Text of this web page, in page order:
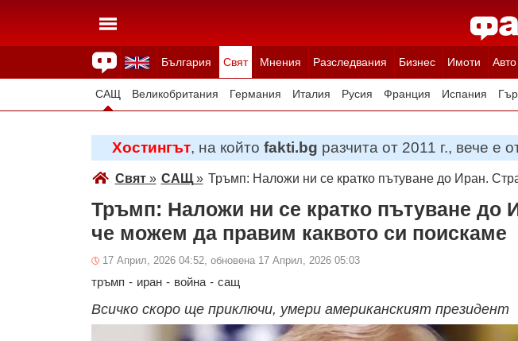
България Свят Мнения Разследвания Бизнес Имоти Авто
Здраве Времето Анкети Вицове Куизове
САЩ Великобритания Германия Италия Русия Франция Испания
Всички държави Унгария
Хостингът, на който fakti.bg разчита от 2011 г., вече е
Свят» САЩ» Тръмп: Наложи ни се кратко пътуване до Иран.
Тръмп: Наложи ни се кратко пътуване до
че можем да правим каквото си поискаме
17 Април, 2026 04:52, обновена 17 Април, 2026 05:03
тръмп - иран - война - сащ
Всичко скоро ще приключи, умери американският президент